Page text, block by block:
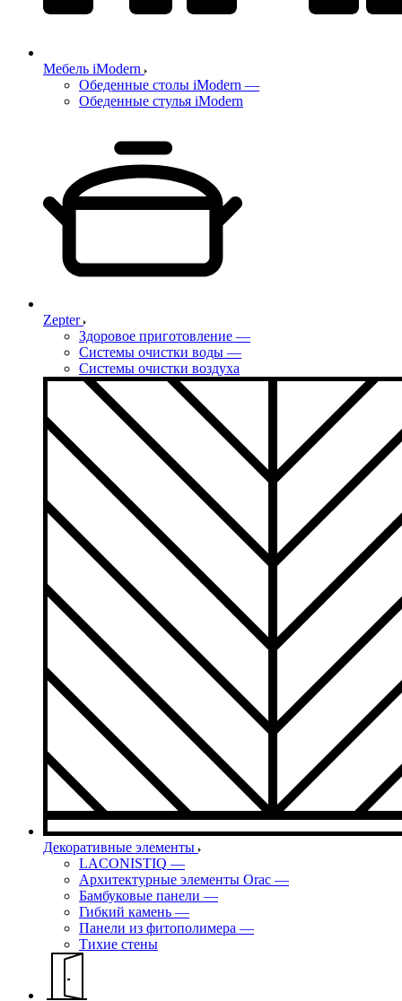
Мебель iModern
Обеденные столы iModern —
Обеденные стулья iModern
Zepter
Здоровое приготовление —
Системы очистки воды —
Системы очистки воздуха
Декоративные элементы
LACONISTIQ —
Архитектурные элементы Orac —
Бамбуковые панели —
Гибкий камень —
Панели из фитополимера —
Тихие стены